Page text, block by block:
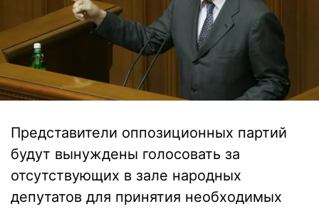
Представители оппозиционных партий
будут вынуждены голосовать за
отсутствующих в зале народных
депутатов для принятия необходимых